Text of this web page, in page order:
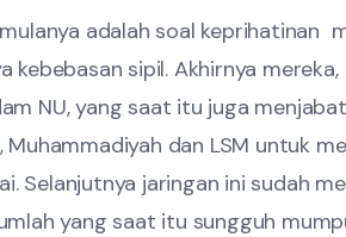
adalah soal
sipil. Akhirnya mereka,
NU, yang saat itu juga
dan LSM untuk
Selanjutnya jaringan ini sudah
yang saat itu sungguh